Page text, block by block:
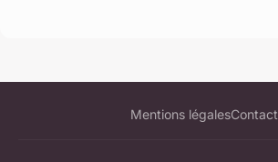
Mentions légalesContact